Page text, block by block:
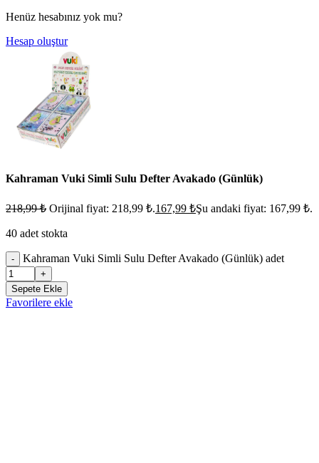
Henüz hesabınız yok mu?
Hesap oluştur
Kahraman Vuki Simli Sulu Defter Avakado (Günlük)
218,99₺ Orijinal fiyat: 218,99 ₺.167,99 ₺Şu andaki fiyat: 167,99 ₺.
40 adet stokta
- Kahraman Vuki Simli Sulu Defter Avakado (Günlük) adet
+
Sepete Ekle
Favorilere ekle